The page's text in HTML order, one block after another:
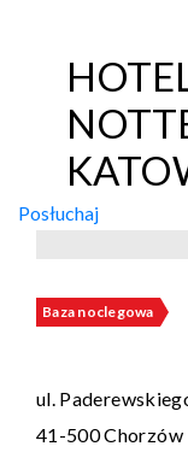
Posłuchaj
Baza noclegowa
ul.
41-500 Chorzów